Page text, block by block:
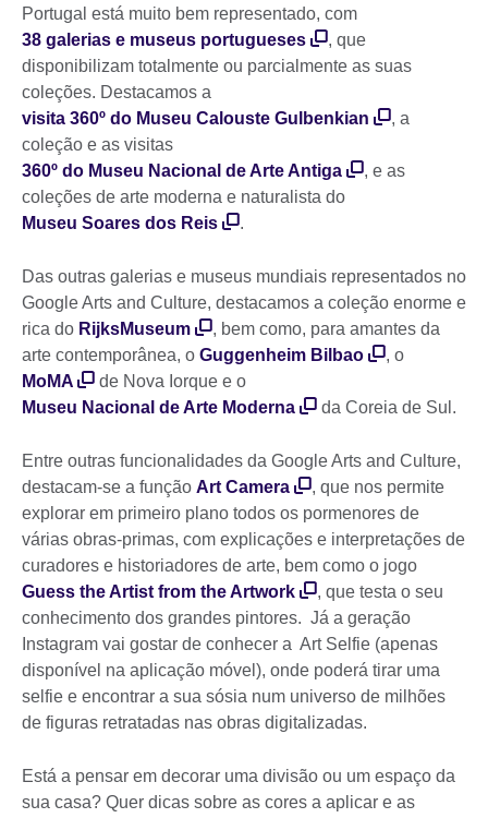
Portugal está muito bem representado, com
38 galerias e museus portugueses
, que
disponibilizam totalmente ou parcialmente as suas
coleções. Destacamos a
visita 360º do Museu Calouste Gulbenkian
, a
coleção e as visitas
360º do Museu Nacional de Arte Antiga
, e as
coleções de arte moderna e naturalista do
Museu Soares dos Reis
.
Das outras galerias e museus mundiais representados no
Google Arts and Culture, destacamos a coleção enorme e
rica do RijksMuseum
, bem como, para amantes da
arte contemporânea, o Guggenheim Bilbao
, o
MoMA
de Nova Iorque e o
Museu Nacional de Arte Moderna
da Coreia de Sul.
Entre outras funcionalidades da Google Arts and Culture,
destacam-se a função Art Camera
, que nos permite
explorar em primeiro plano todos os pormenores de
várias obras-primas, com explicações e interpretações de
curadores e historiadores de arte, bem como o jogo
Guess the Artist from the Artwork
, que testa o seu
conhecimento dos grandes pintores. Já a geração
Instagram vai gostar de conhecer a Art Selfie (apenas
disponível na aplicação móvel), onde poderá tirar uma
selfie e encontrar a sua sósia num universo de milhões
de figuras retratadas nas obras digitalizadas.
Está a pensar em decorar uma divisão ou um espaço da
sua casa? Quer dicas sobre as cores a aplicar e as